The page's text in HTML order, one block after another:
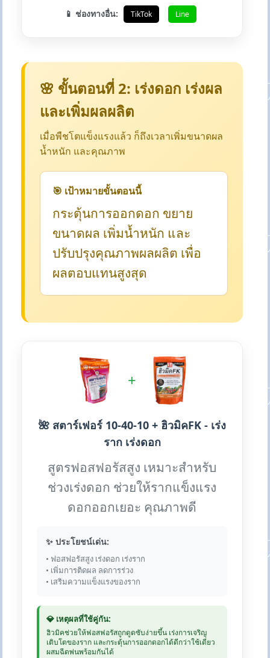
📱 ช่องทางอื่น: TikTok Line
🌸 ขั้นตอนที่ 2: เร่งดอก เร่งผล
และเพิ่มผลผลิต
เมื่อพืชโตแข็งแรงแล้ว ก็ถึงเวลาเพิ่มขนาดผล
น้ำหนัก และคุณภาพ
🎯 เป้าหมายขั้นตอนนี้
กระตุ้นการออกดอก ขยาย
ขนาดผล เพิ่มน้ำหนัก และ
ปรับปรุงคุณภาพผลผลิต เพื่อ
ผลตอบแทนสูงสุด
+
🌺 สตาร์เฟอร์ 10-40-10 + ฮิวมิคFK - เร่ง
ราก เร่งดอก
สูตรฟอสฟอรัสสูง เหมาะสำหรับ
ช่วงเร่งดอก ช่วยให้รากแข็งแรง
ดอกออกเยอะ คุณภาพดี
✨ ประโยชน์เด่น:
• ฟอสฟอรัสสูง เร่งดอก เร่งราก
• เพิ่มการติดผล ลดการร่วง
• เสริมความแข็งแรงของราก
💎 เหตุผลที่ใช้คู่กัน:
ฮิวมิคช่วยให้ฟอสฟอรัสถูกดูดซับง่ายขึ้น เร่งการเจริญ
เติบโตของราก และกระตุ้นการออกดอกได้ดีกว่าใช้เดี่ยว
ผสมฉีดพ่นพร้อมกันได้